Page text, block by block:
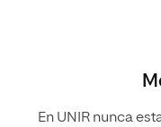
En UNIR nunca